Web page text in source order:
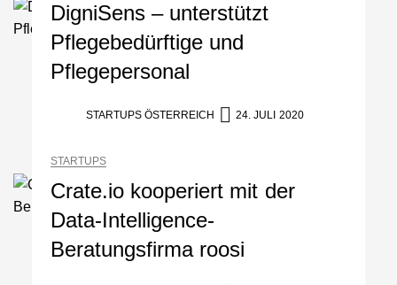
DigniSens – unterstützt
Pflegebedürftige und
Pflegepersonal
STARTUPS ÖSTERREICH 24. JULI 2020
STARTUPS
Crate.io kooperiert mit der
Data-Intelligence-
Beratungsfirma roosi